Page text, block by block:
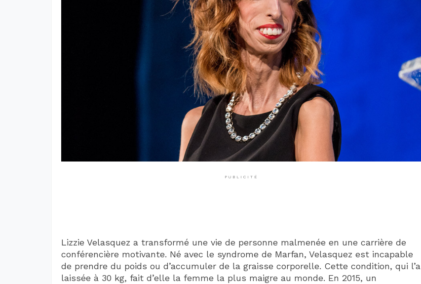
PUBLICITÉ
Lizzie Velasquez a transformé une vie de personne malmenée en une carrière de
conférencière motivante. Né avec le syndrome de Marfan, Velasquez est incapable
de prendre du poids ou d’accumuler de la graisse corporelle. Cette condition, qui l’a
laissée à 30 kg, fait d’elle la femme la plus maigre au monde. En 2015, un